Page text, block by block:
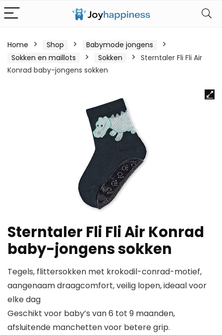
Home Shop
Babymode jongens
Sokken en maillots
Sokken
Sterntaler Fli Fli Air
Konrad baby-jongens sokken
Sterntaler Fli Fli Air Konrad
baby-jongens sokken
Tegels, flittersokken met krokodil-conrad-motief,
aangenaam draagcomfort, veilig lopen, ideaal voor
elke dag
Geschikt voor baby’s van 6 tot 9 maanden,
afsluitende manchetten voor betere grip.